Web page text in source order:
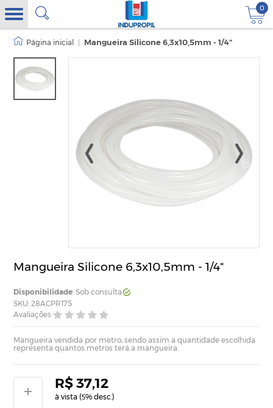
0
Mangueira Silicone 6,3x10,5mm - 1/4"
Mangueira Silicone 6,3x10,5mm - 1/4"
Disponibilidade: Sob consulta
SKU: 28ACPR175
Avaliações
Mangueira vendida por metro, sendo assim a quantidade escolhida
representa quantos metros terá a mangueira.
R$ 37,12
à vista (5% desc.)